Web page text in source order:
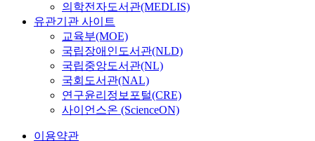
의학전자도서관(MEDLIS)
유관기관 사이트
교육부(MOE)
국립장애인도서관(NLD)
국립중앙도서관(NL)
국회도서관(NAL)
연구윤리정보포털(CRE)
사이언스온 (ScienceON)
이용약관